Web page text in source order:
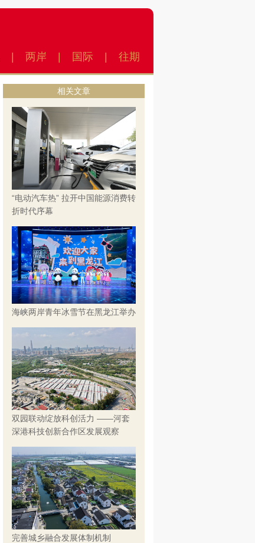
两岸 国际 往期
相关文章
“电动汽车热” 拉开中国能源消费转
折时代序幕
海峡两岸青年冰雪节在黑龙江举办
双园联动绽放科创活力 ——河套
深港科技创新合作区发展观察
完善城乡融合发展体制机制